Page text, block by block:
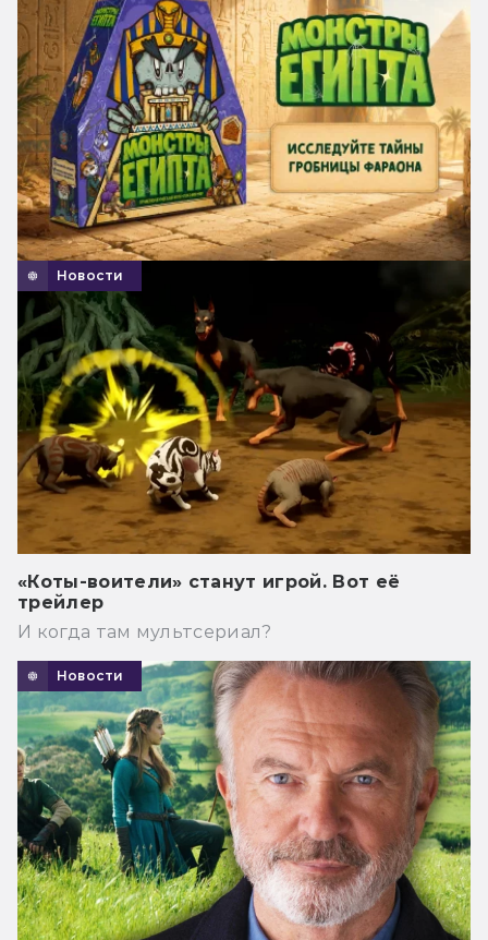
Новости
«Коты-воители» станут игрой. Вот её
трейлер
И когда там мультсериал?
Новости